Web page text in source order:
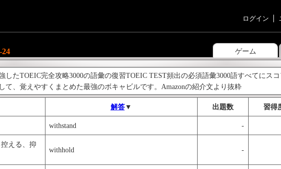
ログイン
ゲーム
したTOEIC完全攻略3000の語彙の復習TOEIC TEST頻出の必須語彙3000語すべてにスコ
て、覚えやすくまとめた最強のボキャビルです。Amazonの紹介文より抜粋
解答▼ 出題数 習得
withstand -
える、抑
withhold -